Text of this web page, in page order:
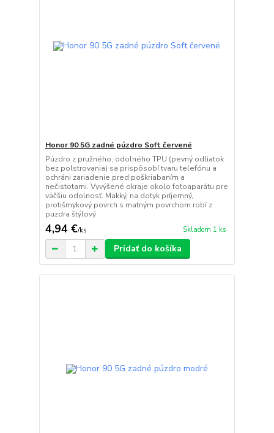
Honor 90 5G zadné púzdro Soft červené
Púzdro z pružného, odolného TPU (pevný odliatok
bez polstrovania) sa prispôsobí tvaru telefónu a
ochráni zariadenie pred poškriabaním a
nečistotami. Vyvýšené okraje okolo fotoaparátu pre
väčšiu odolnosť. Mäkký, na dotyk príjemný,
protišmykový povrch s matným povrchom robí z
puzdra štýlový
4,94 €/ks Skladom 1 ks
Pridať do košíka